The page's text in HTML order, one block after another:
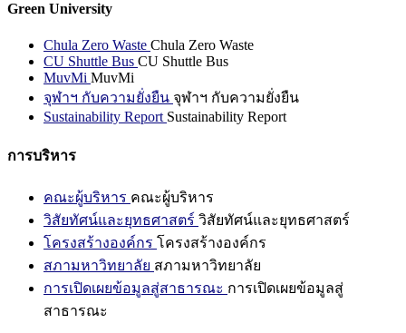
Green University
Chula Zero Waste Chula Zero Waste
CU Shuttle Bus CU Shuttle Bus
MuvMi MuvMi
จุฬาฯ กับความยั่งยืน จุฬาฯ กับความยั่งยืน
Sustainability Report Sustainability Report
การบริหาร
คณะผู้บริหาร คณะผู้บริหาร
วิสัยทัศน์และยุทธศาสตร์ วิสัยทัศน์และยุทธศาสตร์
โครงสร้างองค์กร โครงสร้างองค์กร
สภามหาวิทยาลัย สภามหาวิทยาลัย
การเปิดเผยข้อมูลสู่สาธารณะ การเปิดเผยข้อมูลสู่
สาธารณะ